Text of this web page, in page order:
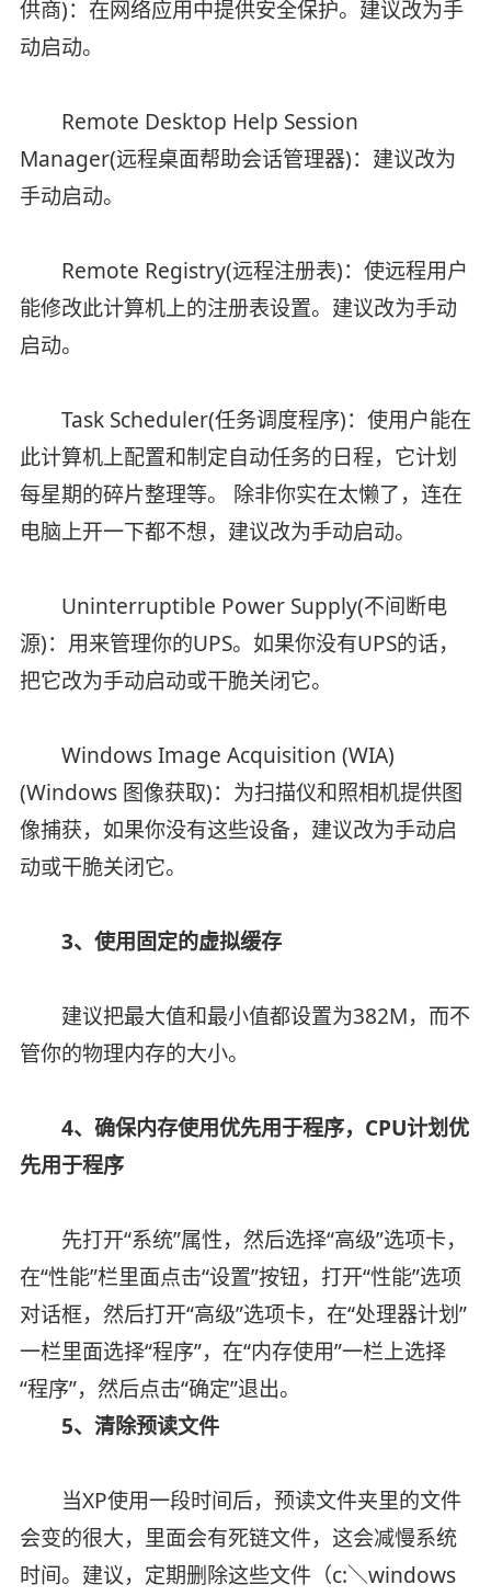
供商)：在网络应用中提供安全保护。建议改为手
动启动。
Remote Desktop Help Session
Manager(远程桌面帮助会话管理器)：建议改为
手动启动。
Remote Registry(远程注册表)：使远程用户
能修改此计算机上的注册表设置。建议改为手动
启动。
Task Scheduler(任务调度程序)：使用户能在
此计算机上配置和制定自动任务的日程，它计划
每星期的碎片整理等。 除非你实在太懒了，连在
电脑上开一下都不想，建议改为手动启动。
Uninterruptible Power Supply(不间断电
源)：用来管理你的UPS。如果你没有UPS的话，
把它改为手动启动或干脆关闭它。
Windows Image Acquisition (WIA)
(Windows 图像获取)：为扫描仪和照相机提供图
像捕获，如果你没有这些设备，建议改为手动启
动或干脆关闭它。
3、使用固定的虚拟缓存
建议把最大值和最小值都设置为382M，而不
管你的物理内存的大小。
4、确保内存使用优先用于程序，CPU计划优
先用于程序
先打开“系统”属性，然后选择“高级”选项卡，
在“性能”栏里面点击“设置”按钮，打开“性能”选项
对话框，然后打开“高级”选项卡，在“处理器计划”
一栏里面选择“程序”，在“内存使用”一栏上选择
“程序”，然后点击“确定”退出。
5、清除预读文件
当XP使用一段时间后，预读文件夹里的文件
会变的很大，里面会有死链文件，这会减慢系统
时间。建议，定期删除这些文件（c:＼windows